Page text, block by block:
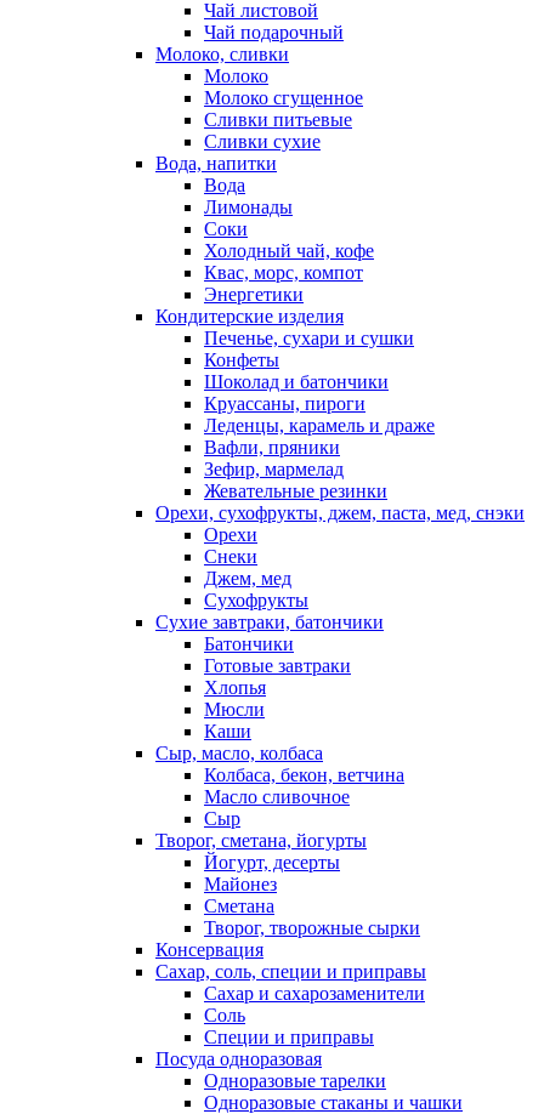
Чай листовой
Чай подарочный
Молоко, сливки
Молоко
Молоко сгущенное
Сливки питьевые
Сливки сухие
Вода, напитки
Вода
Лимонады
Соки
Холодный чай, кофе
Квас, морс, компот
Энергетики
Кондитерские изделия
Печенье, сухари и сушки
Конфеты
Шоколад и батончики
Круассаны, пироги
Леденцы, карамель и драже
Вафли, пряники
Зефир, мармелад
Жевательные резинки
Орехи, сухофрукты, джем, паста, мед, снэки
Орехи
Снеки
Джем, мед
Сухофрукты
Сухие завтраки, батончики
Батончики
Готовые завтраки
Хлопья
Мюсли
Каши
Сыр, масло, колбаса
Колбаса, бекон, ветчина
Масло сливочное
Сыр
Творог, сметана, йогурты
Йогурт, десерты
Майонез
Сметана
Творог, творожные сырки
Консервация
Сахар, соль, специи и приправы
Сахар и сахарозаменители
Соль
Специи и приправы
Посуда одноразовая
Одноразовые тарелки
Одноразовые стаканы и чашки